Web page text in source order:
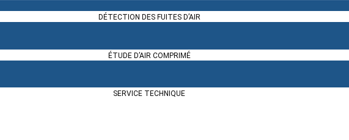
DÉTECTION DES FUITES D’AIR
ÉTUDE D’AIR COMPRIMÉ
SERVICE TECHNIQUE